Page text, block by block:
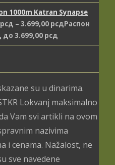
Katran Synapse
рсд – 3.699,00 рсдРаспон
до 3.699,00 рсд
su u dinarima.
Lokvanj maksimalno
Vam svi artikli na ovom
nazivima
i cenama. Nažalost, ne
sve navedene